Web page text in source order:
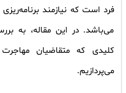
فرد است که نیازمند
می‌باشد. در این مقاله، به
کلیدی که متقاضیان مهاجرت
می‌پردازیم.